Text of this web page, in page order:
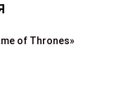
of Thrones»